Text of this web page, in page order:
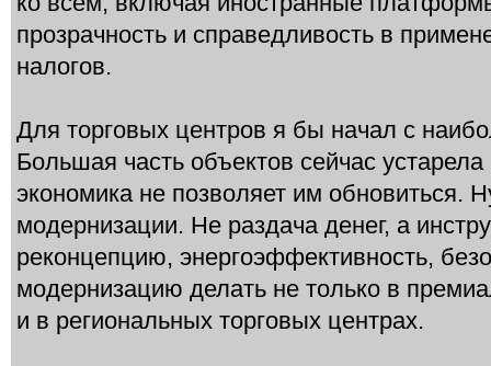
прозрачность и справедливость в
налогов.
Для торговых центров я бы начал с
Большая часть объектов сейчас
экономика не позволяет им обновиться.
модернизации. Не раздача денег, а
реконцепцию, энергоэффективность,
модернизацию делать не только в
и в региональных торговых центрах.